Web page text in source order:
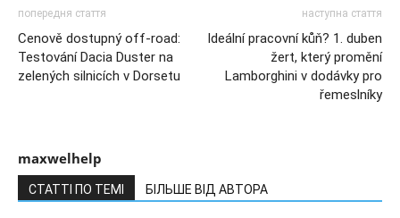
попередня стаття
Cenově dostupný off-road:
Testování Dacia Duster na
zelených silnicích v Dorsetu
наступна стаття
Ideální pracovní kůň? 1. duben
žert, který promění
Lamborghini v dodávky pro
řemeslníky
maxwelhelp
СТАТТІ ПО ТЕМІ БІЛЬШЕ ВІД АВТОРА